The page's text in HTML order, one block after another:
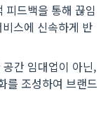
피드백을 통해 끊임
스에 신속하게 반
간 임대업이 아닌,
를 조성하여 브랜드